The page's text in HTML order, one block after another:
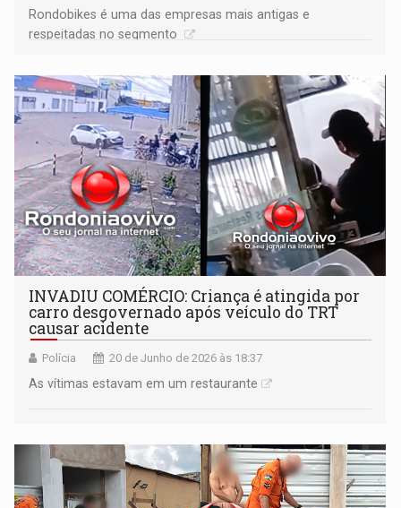
Rondobikes é uma das empresas mais antigas e
respeitadas no segmento
INVADIU COMÉRCIO: Criança é atingida por
carro desgovernado após veículo do TRT
causar acidente
Polícia 20 de Junho de 2026 às 18:37
As vítimas estavam em um restaurante